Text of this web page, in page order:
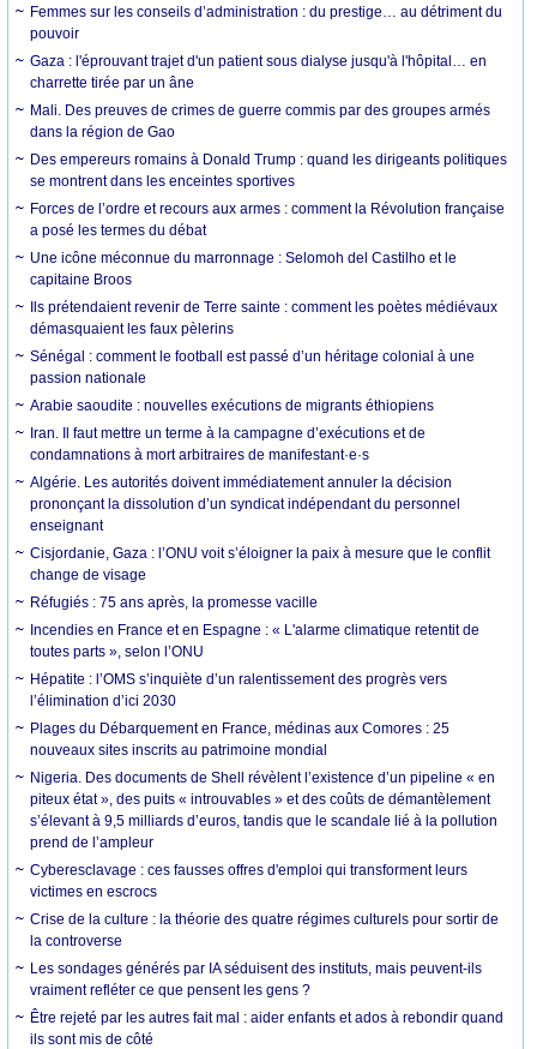
Femmes sur les conseils d’administration : du prestige… au détriment du
pouvoir
Gaza : l'éprouvant trajet d'un patient sous dialyse jusqu'à l'hôpital… en
charrette tirée par un âne
Mali. Des preuves de crimes de guerre commis par des groupes armés
dans la région de Gao
Des empereurs romains à Donald Trump : quand les dirigeants politiques
se montrent dans les enceintes sportives
Forces de l’ordre et recours aux armes : comment la Révolution française
a posé les termes du débat
Une icône méconnue du marronnage : Selomoh del Castilho et le
capitaine Broos
Ils prétendaient revenir de Terre sainte : comment les poètes médiévaux
démasquaient les faux pèlerins
Sénégal : comment le football est passé d’un héritage colonial à une
passion nationale
Arabie saoudite : nouvelles exécutions de migrants éthiopiens
Iran. Il faut mettre un terme à la campagne d’exécutions et de
condamnations à mort arbitraires de manifestant·e·s
Algérie. Les autorités doivent immédiatement annuler la décision
prononçant la dissolution d’un syndicat indépendant du personnel
enseignant
Cisjordanie, Gaza : l’ONU voit s’éloigner la paix à mesure que le conflit
change de visage
Réfugiés : 75 ans après, la promesse vacille
Incendies en France et en Espagne : « L'alarme climatique retentit de
toutes parts », selon l’ONU
Hépatite : l’OMS s’inquiète d’un ralentissement des progrès vers
l’élimination d’ici 2030
Plages du Débarquement en France, médinas aux Comores : 25
nouveaux sites inscrits au patrimoine mondial
Nigeria. Des documents de Shell révèlent l’existence d’un pipeline « en
piteux état », des puits « introuvables » et des coûts de démantèlement
s’élevant à 9,5 milliards d’euros, tandis que le scandale lié à la pollution
prend de l’ampleur
Cyberesclavage : ces fausses offres d'emploi qui transforment leurs
victimes en escrocs
Crise de la culture : la théorie des quatre régimes culturels pour sortir de
la controverse
Les sondages générés par IA séduisent des instituts, mais peuvent-ils
vraiment refléter ce que pensent les gens ?
Être rejeté par les autres fait mal : aider enfants et ados à rebondir quand
ils sont mis de côté